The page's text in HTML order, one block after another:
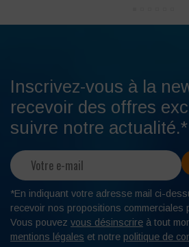
Inscrivez-vous à la
recevoir des offres
suivre notre actualité.*
*En indiquant votre adresse mail ci-
recevoir nos propositions commerciales
Vous pouvez vous désinscrire à tout
mentions légales et notre politique de